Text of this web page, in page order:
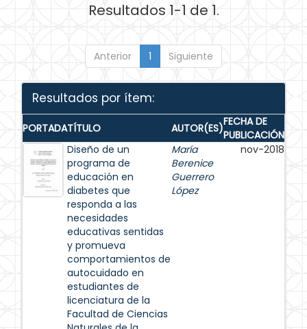
Resultados 1-1 de 1.
Anterior 1 Siguiente
Resultados por ítem:
PORTADATÍTULO AUTOR(ES)FECHA DE
PUBLICACIÓN
Diseño de un
programa de
educación en
diabetes que
responda a las
necesidades
educativas sentidas
y promueva
comportamientos de
autocuidado en
estudiantes de
licenciatura de la
Facultad de Ciencias
María
Berenice
Guerrero
López
nov-2018